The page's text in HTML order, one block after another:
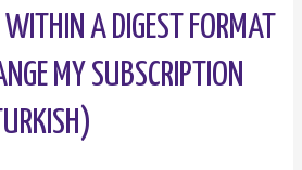
A DIGEST FORMAT
MY SUBSCRIPTION